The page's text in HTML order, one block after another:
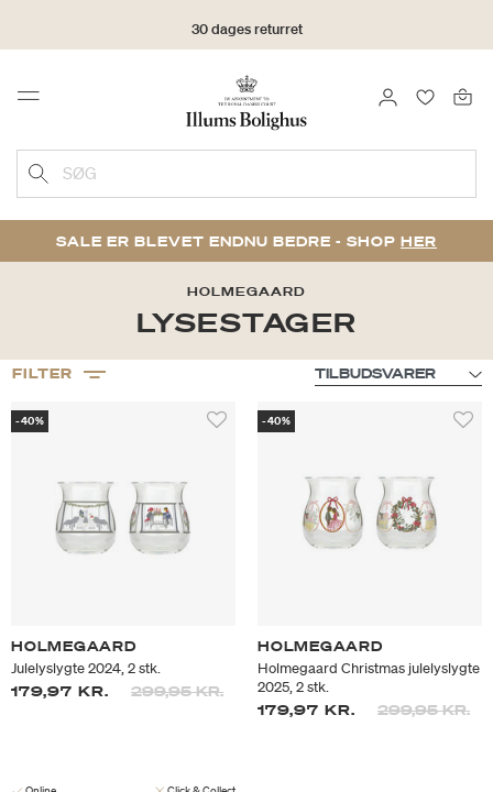
30 dages returret
Menu LOG IND
SØG
SALE ER BLEVET ENDNU BEDRE - SHOP HER
HOLMEGAARD
LYSESTAGER
FILTER
-40%
HOLMEGAARD
Julelyslygte 2024, 2 stk.
179,97 KR.
Prisen er nedsat fra
299,95 KR.til
-40%
HOLMEGAARD
Holmegaard Christmas julelyslygte
2025, 2 stk.
179,97 KR.
Prisen er
299,95 KR.til